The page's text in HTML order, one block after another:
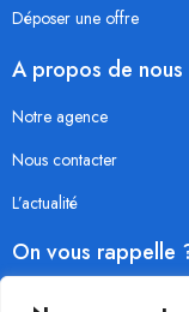
Déposer une offre
A propos de nous
Notre agence
Nous contacter
L’actualité
On vous rappelle
Saisissez votre numéro